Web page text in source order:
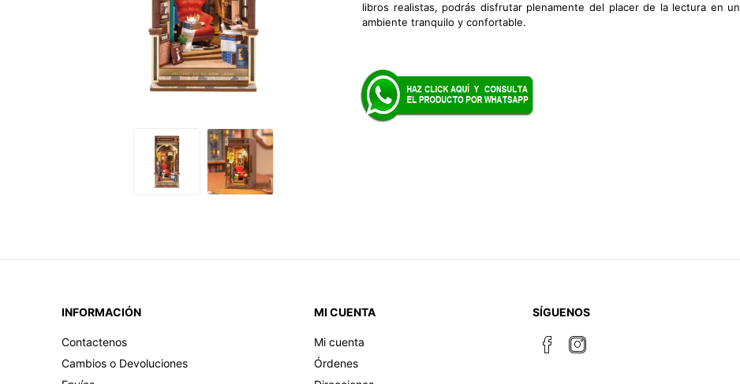
libros realistas, podrás disfrutar plenamente del placer de la lectura en un
ambiente tranquilo y confortable.
INFORMACIÓN
Contactenos
Cambios o Devoluciones
MI CUENTA
Mi cuenta
Órdenes
SÍGUENOS